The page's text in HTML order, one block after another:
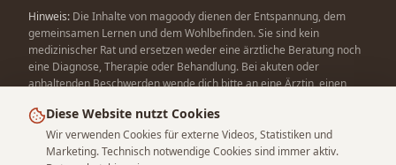
Diese Website nutzt Cookies
Wir verwenden Cookies für externe Videos, Statistiken und
Marketing. Technisch notwendige Cookies sind immer aktiv.
Hinweis: Die Inhalte von magoody dienen der Entspannung, dem
gemeinsamen Lernen und dem Wohlbefinden. Sie sind kein
medizinischer Rat und ersetzen weder eine ärztliche Beratung noch
eine Diagnose, Therapie oder Behandlung. Bei akuten oder
anhaltenden Beschwerden wende dich bitte an eine Ärztin, einen